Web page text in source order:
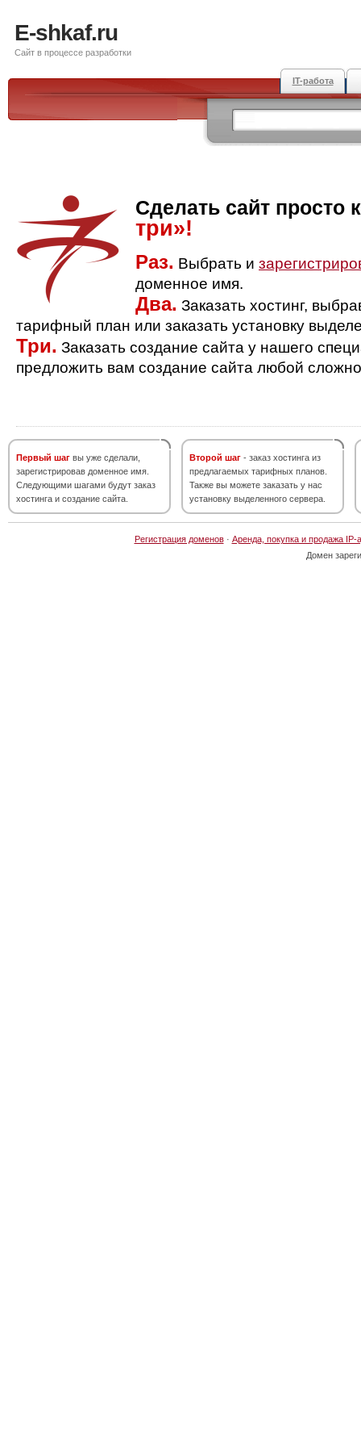
E-shkaf.ru
Сайт в процессе разработки
IT-работа
Сделать сайт просто
три»!
Раз. Выбрать и
доменное имя.
Два. Заказать хостинг,
тарифный план или заказать установку
Три. Заказать создание сайта у нашего
предложить вам создание сайта любой
Первый шаг вы уже сделали,
зарегистрировав доменное имя.
Следующими шагами будут заказ
хостинга и создание сайта.
Второй шаг - заказ хостинга из
предлагаемых тарифных планов.
Также вы можете заказать у нас
установку выделенного сервера.
Регистрация доменов· Аренда, покупка и продажа IP-
Домен